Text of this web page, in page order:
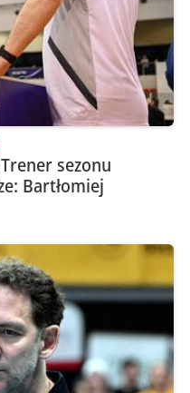
sezonu
Bartłomiej